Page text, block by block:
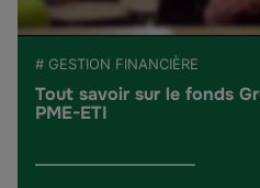
# GESTION FINANCIÈRE
Tout savoir sur le fonds
PME-ETI